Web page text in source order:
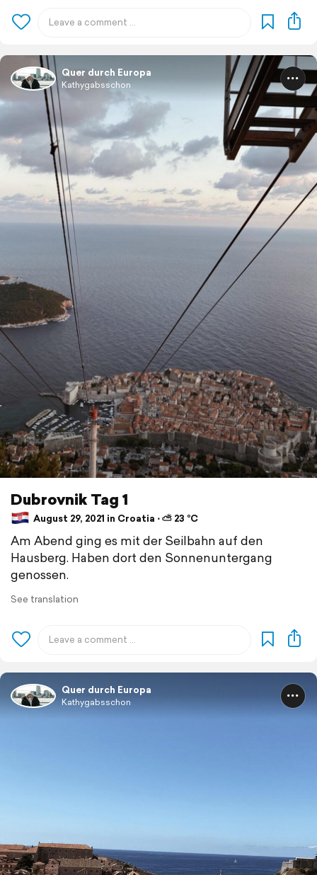
Quer durch Europa
Kathygabsschon
Dubrovnik Tag 1
August 29, 2021 in Croatia ⋅ ⛅ 23 °C
Am Abend ging es mit der Seilbahn auf den
Hausberg. Haben dort den Sonnenuntergang
genossen.
See translation
Quer durch Europa
Kathygabsschon